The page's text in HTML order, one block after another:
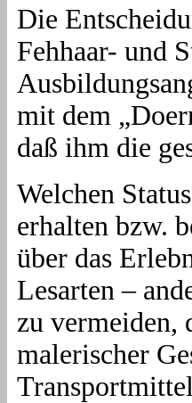
Die
Fehhaar- und
mit dem
daß ihm die
Welchen
erhalten bzw.
über das
Lesarten –
zu vermeiden,
malerischer